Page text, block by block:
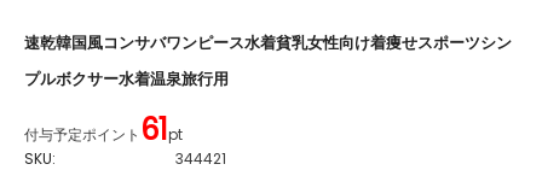
速乾韓国風コンサバワンピース水着貧乳女性向け着痩せスポーツシン
プルボクサー水着温泉旅行用
付与予定ポイント 61pt
SKU:
344421